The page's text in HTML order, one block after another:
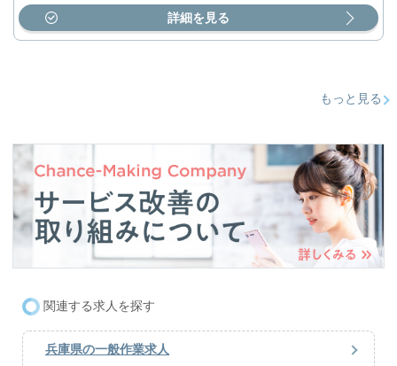
詳細を見る
もっと見る
関連する求人を探す
兵庫県の一般作業求人